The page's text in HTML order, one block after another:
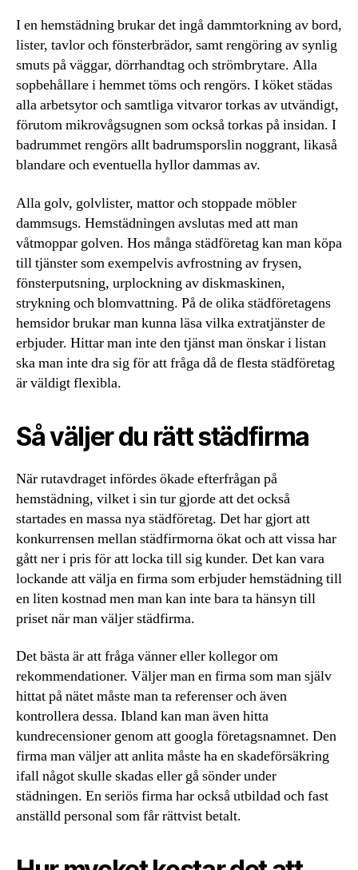
I en hemstädning brukar det ingå dammtorkning av bord,
lister, tavlor och fönsterbrädor, samt rengöring av synlig
smuts på väggar, dörrhandtag och strömbrytare. Alla
sopbehållare i hemmet töms och rengörs. I köket städas
alla arbetsytor och samtliga vitvaror torkas av utvändigt,
förutom mikrovågsugnen som också torkas på insidan. I
badrummet rengörs allt badrumsporslin noggrant, likaså
blandare och eventuella hyllor dammas av.
Alla golv, golvlister, mattor och stoppade möbler
dammsugs. Hemstädningen avslutas med att man
våtmoppar golven. Hos många städföretag kan man köpa
till tjänster som exempelvis avfrostning av frysen,
fönsterputsning, urplockning av diskmaskinen,
strykning och blomvattning. På de olika städföretagens
hemsidor brukar man kunna läsa vilka extratjänster de
erbjuder. Hittar man inte den tjänst man önskar i listan
ska man inte dra sig för att fråga då de flesta städföretag
är väldigt flexibla.
Så väljer du rätt städfirma
När rutavdraget infördes ökade efterfrågan på
hemstädning, vilket i sin tur gjorde att det också
startades en massa nya städföretag. Det har gjort att
konkurrensen mellan städfirmorna ökat och att vissa har
gått ner i pris för att locka till sig kunder. Det kan vara
lockande att välja en firma som erbjuder hemstädning till
en liten kostnad men man kan inte bara ta hänsyn till
priset när man väljer städfirma.
Det bästa är att fråga vänner eller kollegor om
rekommendationer. Väljer man en firma som man själv
hittat på nätet måste man ta referenser och även
kontrollera dessa. Ibland kan man även hitta
kundrecensioner genom att googla företagsnamnet. Den
firma man väljer att anlita måste ha en skadeförsäkring
ifall något skulle skadas eller gå sönder under
städningen. En seriös firma har också utbildad och fast
anställd personal som får rättvist betalt.